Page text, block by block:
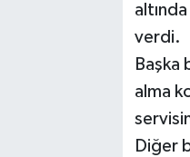
verdi.
Başka
alma
Diğer